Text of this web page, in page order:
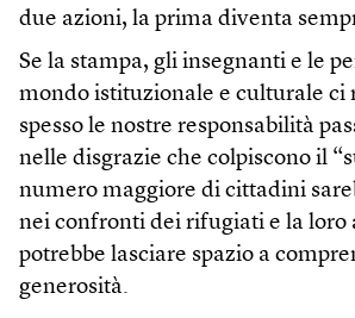
due azioni, la prima diventa
Se la stampa, gli insegnanti e le
mondo istituzionale e culturale ci
spesso le nostre responsabilità
nelle disgrazie che colpiscono il
numero maggiore di cittadini
nei confronti dei rifugiati e la loro
potrebbe lasciare spazio a
generosità.